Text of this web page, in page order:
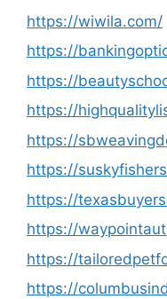
https://wiwila.com/
https://
https://
https://
https://
https://
https://
https://
https://
https://